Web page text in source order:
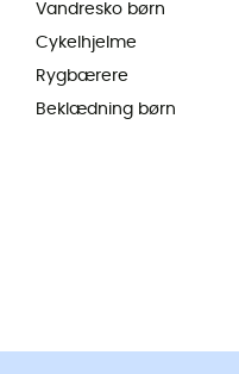
Vandresko børn
Cykelhjelme
Rygbærere
Beklædning børn